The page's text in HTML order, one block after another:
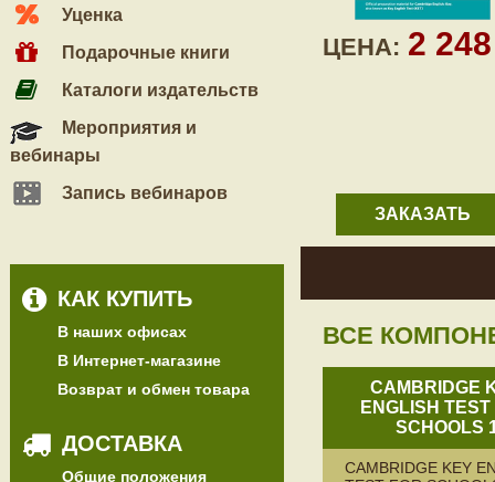
Уценка
Подарочные книги
Каталоги издательств
Мероприятия и
вебинары
Запись вебинаров
КАК КУПИТЬ
В наших офисах
В Интернет-магазине
Возврат и обмен товара
ДОСТАВКА
Общие положения
ЦЕНА: 2
ЗАКАЗАТЬ
ВСЕ
CAMBRIDGE
ENGLISH TEST
SCHOOLS
CAMBRIDGE KEY